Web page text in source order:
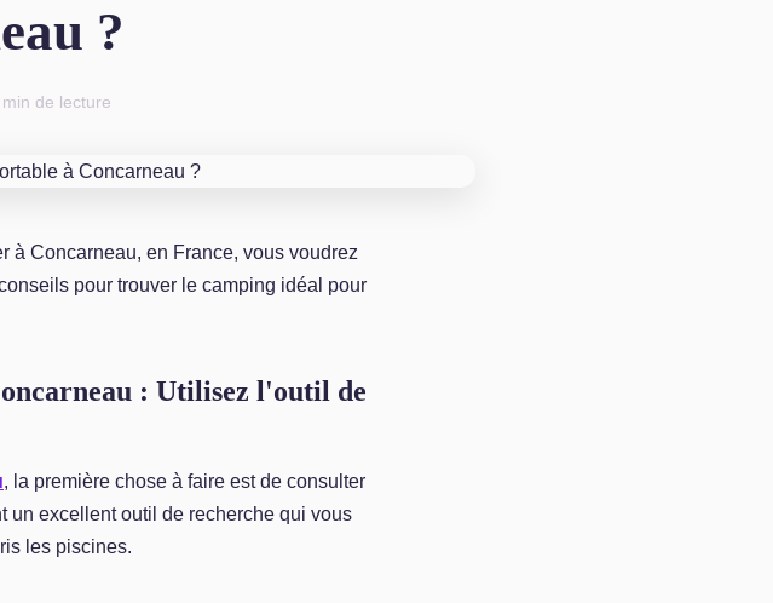
?
min de lecture
à Concarneau, en France, vous voudrez
pour trouver le camping idéal pour
: Utilisez l'outil de
, la première chose à faire est de consulter
un excellent outil de recherche qui vous
les piscines.